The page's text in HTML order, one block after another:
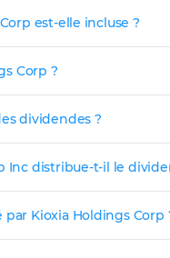
est-elle incluse ?
Corp ?
dividendes ?
Inc distribue-t-il le
Kioxia Holdings Corp